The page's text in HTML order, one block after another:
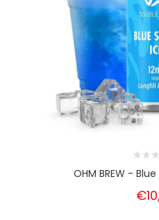
OHM BREW -